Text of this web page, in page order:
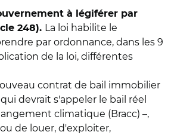
à légiférer par
248). La loi habilite le
par ordonnance, dans les 9
de la loi, différentes
contrat de bail immobilier
devrait s'appeler le bail réel
climatique (Bracc) –,
de louer, d'exploiter,